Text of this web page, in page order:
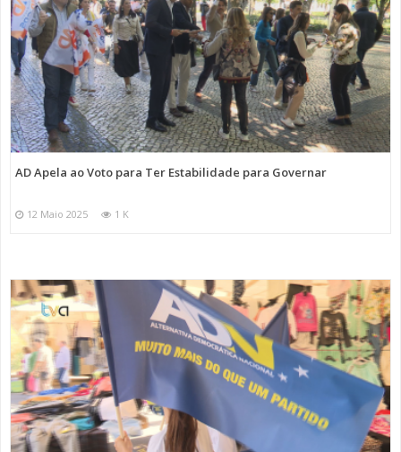
AD Apela ao Voto para Ter Estabilidade para Governar
12 Maio 2025 1 K